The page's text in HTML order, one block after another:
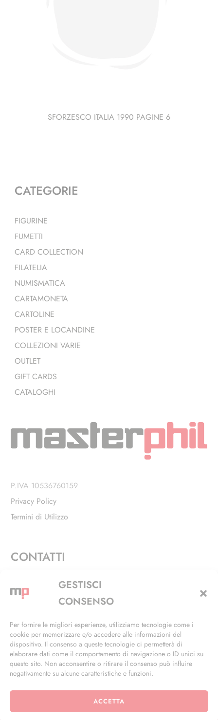
GESTISCI
CONSENSO
Per fornire le migliori esperienze, utilizziamo tecnologie come i
cookie per memorizzare e/o accedere alle informazioni del
dispositivo. Il consenso a queste tecnologie ci permetterà di
elaborare dati come il comportamento di navigazione o ID unici su
questo sito. Non acconsentire o ritirare il consenso può influire
negativamente su alcune caratteristiche e funzioni.
ACCETTA
SFORZESCO ITALIA 1990 PAGINE 6
CATEGORIE
FIGURINE
FUMETTI
CARD COLLECTION
FILATELIA
NUMISMATICA
CARTAMONETA
CARTOLINE
POSTER E LOCANDINE
COLLEZIONI VARIE
OUTLET
GIFT CARDS
CATALOGHI
P.IVA 10536760159
Privacy Policy
Termini di Utilizzo
CONTATTI
Via Alfieri, 27 - Trezzano Sul Naviglio (MI)
+39 02 4846 3155
info@masterphil.it